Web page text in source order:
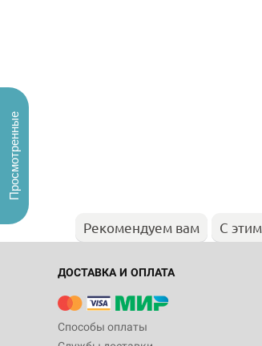
Рекомендуем вам С
ДОСТАВКА И ОПЛАТА
Способы оплаты
Просмотренные